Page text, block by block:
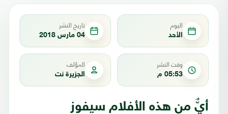
اليوم
الأحد
تاريخ النشر
04 مارس 2018
وقت النشر
05:53 م
المؤلف
الجزيرة نت
أيٌّ من هذه الأفلام سيفوز